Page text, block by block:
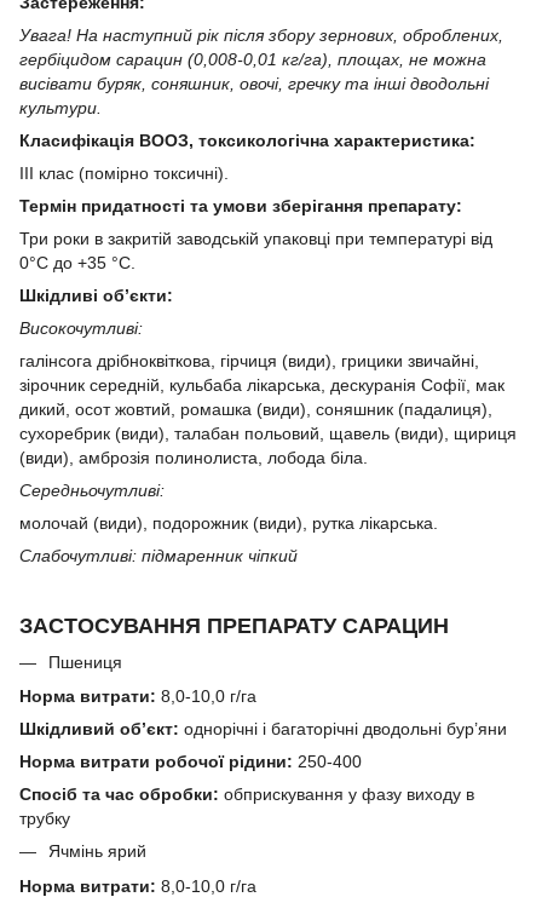
Увага! На наступний рік після збору зернових, оброблених,
гербіцидом сарацин (0,008-0,01 кг/га), площах, не можна
висівати буряк, соняшник, овочі, гречку та інші дводольні
культури.
Класифікація ВООЗ, токсикологічна характеристика:
ІІІ клас (помірно токсичні).
Термін придатності та умови зберігання препарату:
Три роки в закритій заводській упаковці при температурі від
0°С до +35 °С.
Шкідливі об’єкти:
Високочутливі:
галінсога дрібноквіткова, гірчиця (види), грицики звичайні,
зірочник середній, кульбаба лікарська, дескуранія Cофії, мак
дикий, осот жовтий, ромашка (види), соняшник (падалиця),
сухоребрик (види), талабан польовий, щавель (види), щириця
(види), амброзія полинолиста, лобода біла.
Середньочутливі:
молочай (види), подорожник (види), рутка лікарська.
Слабочутливі: підмаренник чіпкий
ЗАСТОСУВАННЯ ПРЕПАРАТУ САРАЦИН
Пшениця
Норма витрати: 8,0-10,0 г/га
Шкідливий об’єкт: однорічні і багаторічні дводольні бур’яни
Норма витрати робочої рідини: 250-400
Спосіб та час обробки: обприскування у фазу виходу в
трубку
Ячмінь ярий
Норма витрати: 8,0-10,0 г/га